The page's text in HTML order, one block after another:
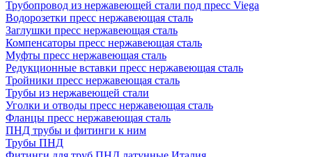
Трубопровод из нержавеющей стали под пресс Viega
Водорозетки пресс нержавеющая сталь
Заглушки пресс нержавеющая сталь
Компенсаторы пресс нержавеющая сталь
Муфты пресс нержавеющая сталь
Редукционные вставки пресс нержавеющая сталь
Тройники пресс нержавеющая сталь
Трубы из нержавеющей стали
Уголки и отводы пресс нержавеющая сталь
Фланцы пресс нержавеющая сталь
ПНД трубы и фитинги к ним
Трубы ПНД